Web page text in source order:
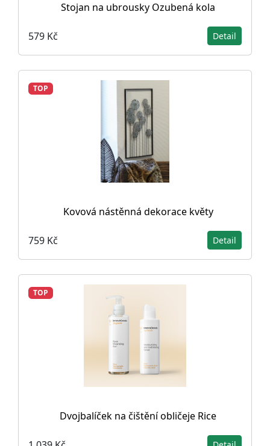
Stojan na ubrousky Ozubená kola
579 Kč Detail
TOP
Kovová nástěnná dekorace květy
759 Kč Detail
TOP
Dvojbalíček na čištění obličeje Rice